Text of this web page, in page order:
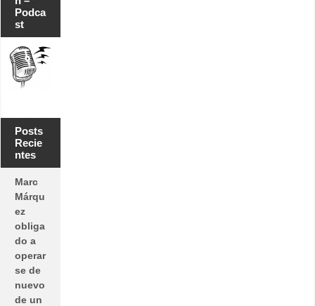
Podca
st
Posts
Recie
ntes
Marc
Márqu
ez
obliga
do a
operar
se de
nuevo
de un